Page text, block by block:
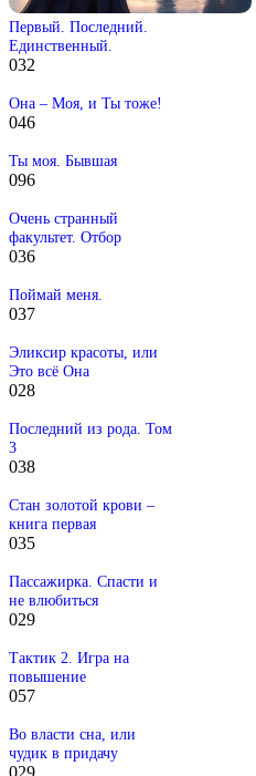
Первый. Последний.
Единственный.
032
Она – Моя, и Ты тоже!
046
Ты моя. Бывшая
096
Очень странный
факультет. Отбор
036
Поймай меня.
037
Эликсир красоты, или
Это всё Она
028
Последний из рода. Том
3
038
Стан золотой крови –
книга первая
035
Пассажирка. Спасти и
не влюбиться
029
Тактик 2. Игра на
повышение
057
Во власти сна, или
чудик в придачу
029